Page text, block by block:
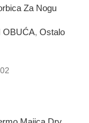
Za Nogu
OBUĆA, Ostalo